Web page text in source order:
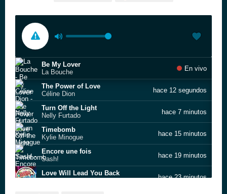
Be My Lover
La Bouche
En vivo
The Power of Love
Céline Dion
hace 12 segundos
Turn Off the Light
Nelly Furtado
hace 7 minutos
Timebomb
Kylie Minogue
hace 15 minutos
Encore une fois
Sash!
hace 19 minutos
Love Will Lead You Back
hace 23 minutos